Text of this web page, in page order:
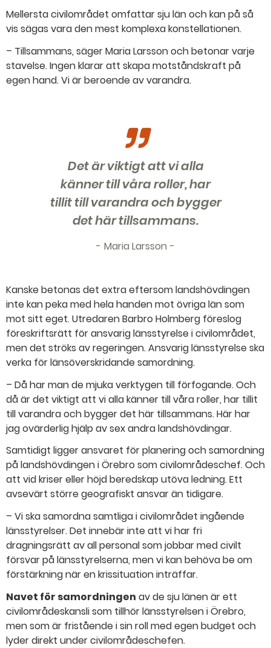
Mellersta civilområdet omfattar sju län och kan på så
vis sägas vara den mest komplexa konstellationen.
– Tillsammans, säger Maria Larsson och betonar varje
stavelse. Ingen klarar att skapa motståndskraft på
egen hand. Vi är beroende av varandra.
Det är viktigt att vi alla
känner till våra roller, har
tillit till varandra och bygger
det här tillsammans.
Maria Larsson
Kanske betonas det extra eftersom landshövdingen
inte kan peka med hela handen mot övriga län som
mot sitt eget. Utredaren Barbro Holmberg föreslog
föreskriftsrätt för ansvarig länsstyrelse i civilområdet,
men det ströks av regeringen. Ansvarig länsstyrelse ska
verka för länsöverskridande samordning.
– Då har man de mjuka verktygen till förfogande. Och
då är det viktigt att vi alla känner till våra roller, har tillit
till varandra och bygger det här tillsammans. Här har
jag ovärderlig hjälp av sex andra landshövdingar.
Samtidigt ligger ansvaret för planering och samordning
på landshövdingen i Örebro som civilområdeschef. Och
att vid kriser eller höjd beredskap utöva ledning. Ett
avsevärt större geografiskt ansvar än tidigare.
– Vi ska samordna samtliga i civilområdet ingående
länsstyrelser. Det innebär inte att vi har fri
dragningsrätt av all personal som jobbar med civilt
försvar på länsstyrelserna, men vi kan behöva be om
förstärkning när en krissituation inträffar.
Navet för samordningen av de sju länen är ett
civilområdeskansli som tillhör länsstyrelsen i Örebro,
men som är fristående i sin roll med egen budget och
lyder direkt under civilområdeschefen.